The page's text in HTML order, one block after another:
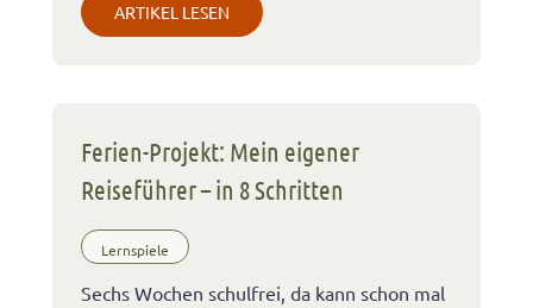
ARTIKEL LESEN
Ferien-Projekt: Mein eigener
Reiseführer – in 8 Schritten
Lernspiele
Sechs Wochen schulfrei, da kann schon mal